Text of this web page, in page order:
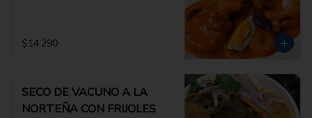
$14.290
SECO DE VACUNO A LA
NORTEÑA CON FRIJOLES